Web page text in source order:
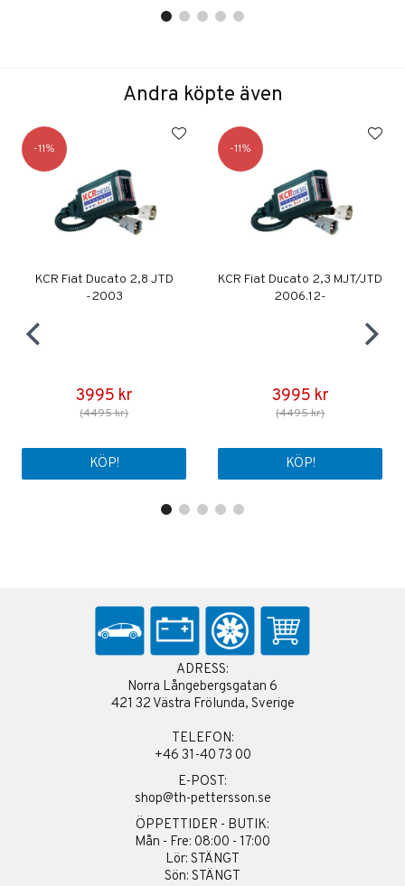
Andra köpte även
11
KCR Fiat Ducato 2,8 JTD
-2003
3995 kr
(4495 kr)
KÖP!
11
KCR Fiat Ducato 2,3 MJT/JTD
2006.12-
3995 kr
(4495 kr)
KÖP!
ADRESS:
Norra Långebergsgatan 6
421 32 Västra Frölunda, Sverige
TELEFON:
+46 31-40 73 00
E-POST:
shop@th-pettersson.se
ÖPPETTIDER - BUTIK:
Mån - Fre: 08:00 - 17:00
Lör: STÄNGT
Sön: STÄNGT